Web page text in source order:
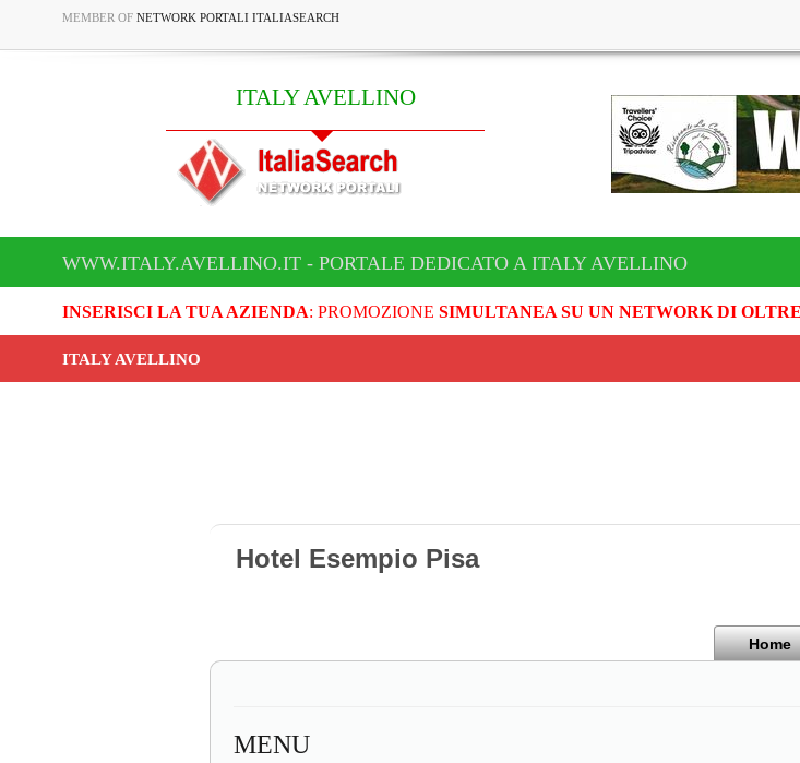
MEMBER OF NETWORK PORTALI ITALIASEARCH
ITALY AVELLINO
WWW.ITALY.AVELLINO.IT - PORTALE DEDICATO A ITALY AVELLINO
INSERISCI LA TUA AZIENDA: PROMOZIONE SIMULTANEA SU UN NETWORK DI
ITALY AVELLINO
Hotel Esempio Pisa
Home
MENU